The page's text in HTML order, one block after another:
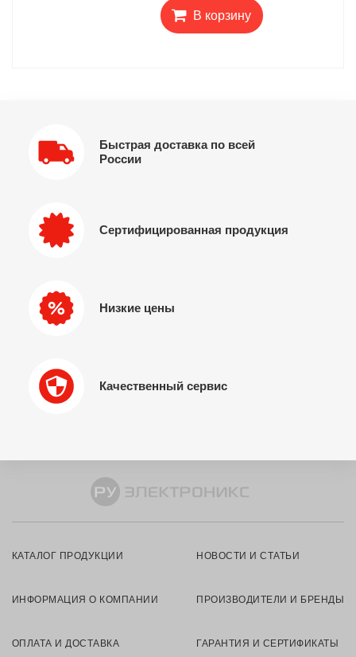
В корзину
Быстрая доставка по всей
России
Сертифицированная продукция
Низкие цены
Качественный сервис
КАТАЛОГ ПРОДУКЦИИ НОВОСТИ И СТАТЬИ
ИНФОРМАЦИЯ О КОМПАНИИ ПРОИЗВОДИТЕЛИ И БРЕНДЫ
ОПЛАТА И ДОСТАВКА ГАРАНТИЯ И СЕРТИФИКАТЫ